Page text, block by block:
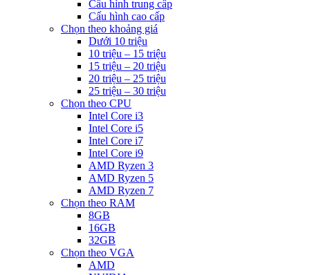
Cấu hình trung cấp
Cấu hình cao cấp
Chọn theo khoảng giá
Dưới 10 triệu
10 triệu – 15 triệu
15 triệu – 20 triệu
20 triệu – 25 triệu
25 triệu – 30 triệu
Chọn theo CPU
Intel Core i3
Intel Core i5
Intel Core i7
Intel Core i9
AMD Ryzen 3
AMD Ryzen 5
AMD Ryzen 7
Chọn theo RAM
8GB
16GB
32GB
Chọn theo VGA
AMD